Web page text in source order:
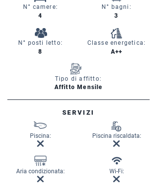
N° camere:
4
N° posti letto:
8
N° bagni:
3
Classe energetica:
A++
Tipo di affitto:
Affitto Mensile
SERVIZI
Piscina:
Aria condizionata:
Piscina riscaldata:
Wi-Fi: